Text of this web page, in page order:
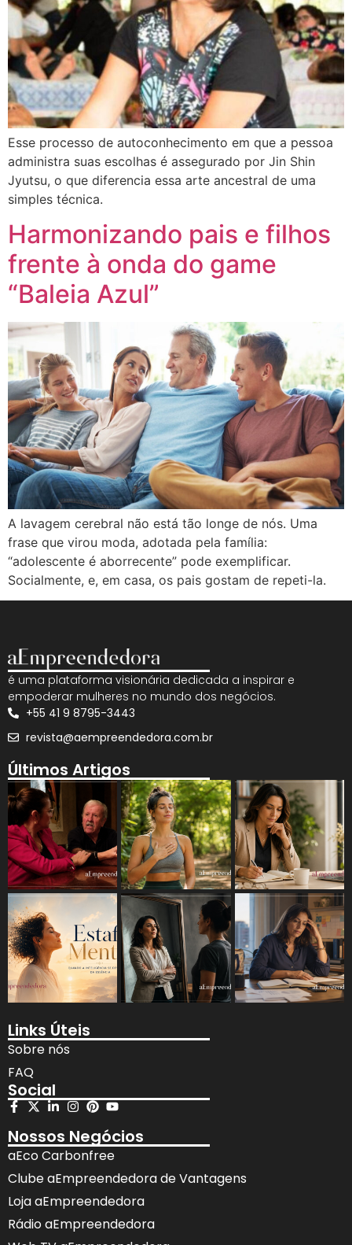
Esse processo de autoconhecimento em que a pessoa
administra suas escolhas é assegurado por Jin Shin
Jyutsu, o que diferencia essa arte ancestral de uma
simples técnica.
Harmonizando pais e filhos
frente à onda do game
“Baleia Azul”
A lavagem cerebral não está tão longe de nós. Uma
frase que virou moda, adotada pela família:
“adolescente é aborrecente” pode exemplificar.
Socialmente, e, em casa, os pais gostam de repeti-la.
é uma plataforma visionária dedicada a inspirar e
empoderar mulheres no mundo dos negócios.
+55 41 9 8795-3443
revista@aempreendedora.com.br
Últimos Artigos
Links Úteis
Sobre nós
FAQ
Social
Nossos Negócios
aEco Carbonfree
Clube aEmpreendedora de Vantagens
Loja aEmpreendedora
Rádio aEmpreendedora